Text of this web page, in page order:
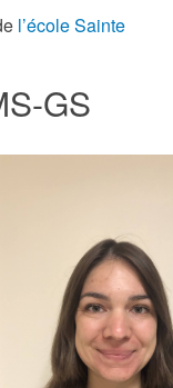
l’école Sainte
GS